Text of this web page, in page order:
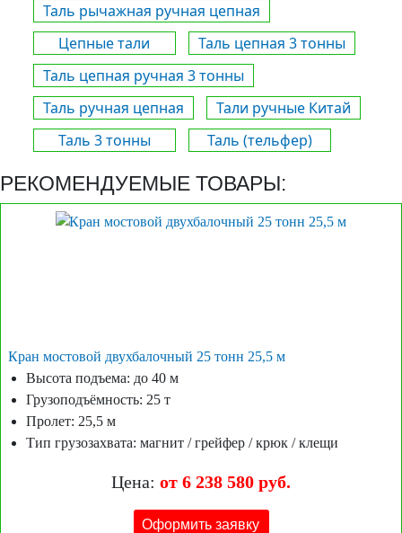
Таль рычажная ручная цепная
Цепные тали
Таль цепная 3 тонны
Таль цепная ручная 3 тонны
Таль ручная цепная
Тали ручные Китай
Таль 3 тонны
Таль (тельфер)
РЕКОМЕНДУЕМЫЕ ТОВАРЫ:
Кран мостовой двухбалочный 25 тонн 25,5 м
Высота подъема: до 40 м
Грузоподъёмность: 25 т
Пролет: 25,5 м
Тип грузозахвата: магнит / грейфер / крюк / клещи
Цена: от 6 238 580 руб.
Оформить заявку